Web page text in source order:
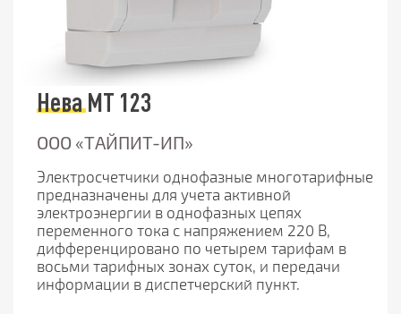
Нева МТ 123
ООО «ТАЙПИТ-ИП»
Электросчетчики однофазные многотарифные
предназначены для учета активной
электроэнергии в однофазных цепях
переменного тока с напряжением 220 В,
дифференцировано по четырем тарифам в
восьми тарифных зонах суток, и передачи
информации в диспетчерский пункт.